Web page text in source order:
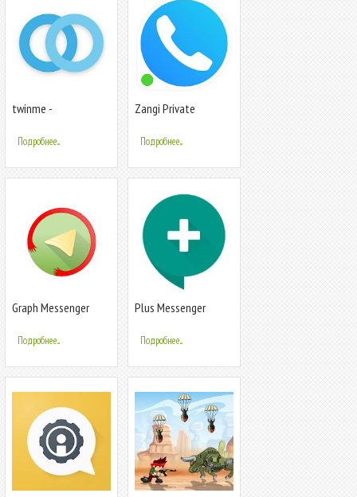
twinme -
мессенджер
Подробнее...
Zangi Private
Подробнее...
Graph Messenger
Подробнее...
Plus Messenger
Подробнее...